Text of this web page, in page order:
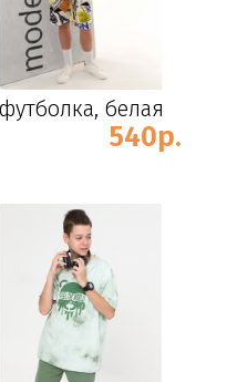
футболка, белая
540р.